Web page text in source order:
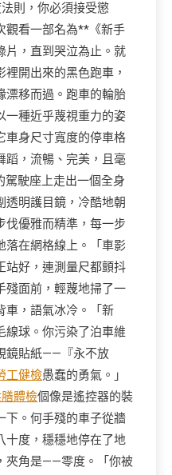
則，你必須接受懲
觀看一部名為**《新手
片，直到哭泣為止。就
開出來的黑色跑車，
漂移而過。跑車的輪胎
一種近乎蔑視重力的姿
車身尺寸寬度的停車格
蹈，流暢、完美，且毫
駛座上走出一個全身
透明護目鏡，冷酷地朝
伐優雅而精準，每一步
落在網格線上。「車影
站好，連測量尺都顫抖
殘面前，輕蔑地掃了一
車，語氣冰冷。「新
線球。你污染了泊車維
鏡貼紙——『永不放
工健檢愚蠢的勇氣。」
體檢個像是遙控器的裝
下。何手殘的車子從牆
十度，穩穩地停在了地
夾角是——零度。「你被